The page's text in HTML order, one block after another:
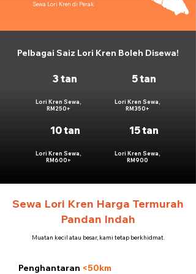
Sewa Lori Kren di Perak
Pelbagai Saiz Lori Kren Boleh Disewa!
3 tan
Lori Kren Sewa,
RM250+
10 tan
Lori Kren Sewa,
RM600+
5 tan
Lori Kren Sewa,
RM350+
15 tan
Lori Kren Sewa,
RM900
Sewa Lori Kren Harga Termurah
Pandan Indah
Muatan kecil atau besar, kami tetap berkhidmat.
Penghantaran <50km